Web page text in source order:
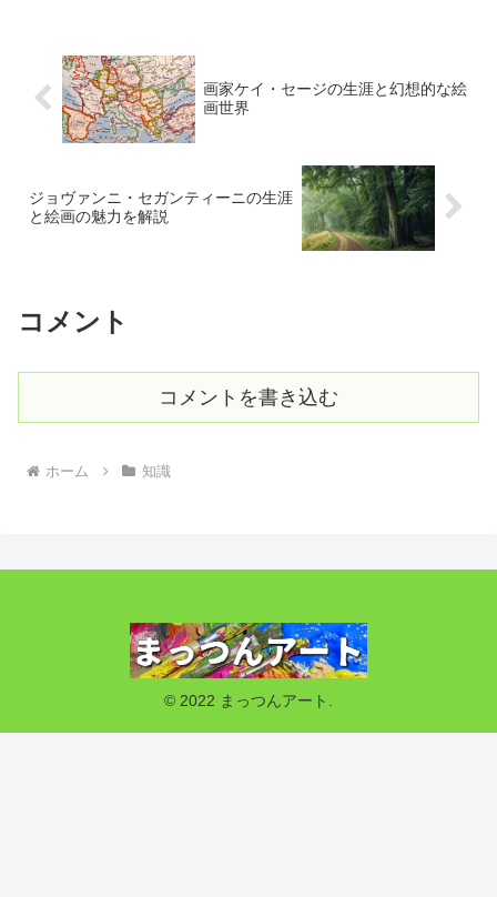
画家ケイ・セージの生涯と幻想的な絵
画世界
ジョヴァンニ・セガンティーニの生涯
と絵画の魅力を解説
コメント
コメントを書き込む
ホーム 知識
© 2022 まっつんアート.